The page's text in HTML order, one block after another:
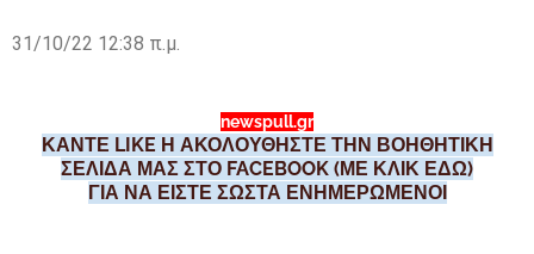
31/10/22 12:38 π.μ.
newspull.gr
ΚΑΝΤΕ LIKE Η ΑΚΟΛΟΥΘΗΣΤΕ ΤΗΝ ΒΟΗΘΗΤΙΚΗ
ΣΕΛΙΔΑ ΜΑΣ ΣΤΟ FACEBOOK (ΜΕ ΚΛΙΚ ΕΔΩ)
ΓΙΑ ΝΑ ΕΙΣΤΕ ΣΩΣΤΑ ΕΝΗΜΕΡΩΜΕΝΟΙ